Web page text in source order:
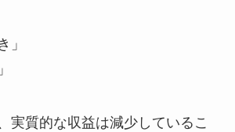
」
実質的な収益は減少しているこ